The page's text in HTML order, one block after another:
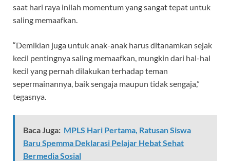
saat hari raya inilah momentum yang sangat tepat untuk
saling memaafkan.
“Demikian juga untuk anak-anak harus ditanamkan sejak
kecil pentingnya saling memaafkan, mungkin dari hal-hal
kecil yang pernah dilakukan terhadap teman
sepermainannya, baik sengaja maupun tidak sengaja,”
tegasnya.
Baca Juga: MPLS Hari Pertama, Ratusan Siswa
Baru Spemma Deklarasi Pelajar Hebat Sehat
Bermedia Sosial